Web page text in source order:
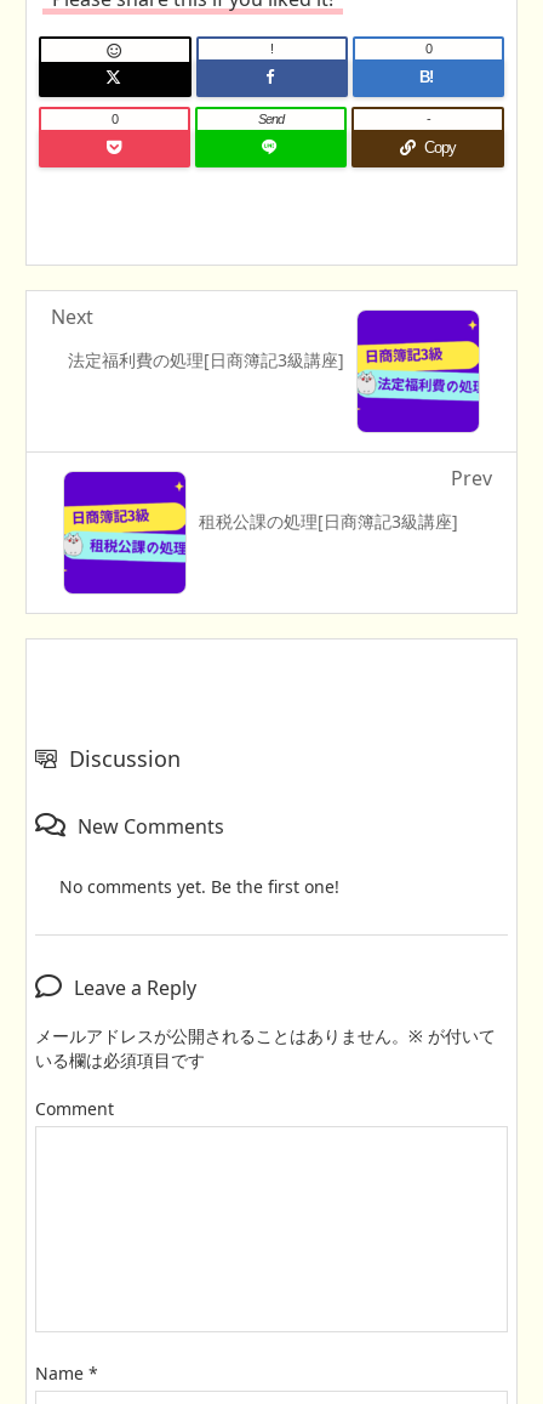
 !
B!
0
0 Send
Copy
-
法定福利費の処理[日商簿記3級講座]
Next
租税公課の処理[日商簿記3級講座]
Prev
Discussion
New Comments
No comments yet. Be the first one!
Leave a Reply
メールアドレスが公開されることはありません。 ※ が付いて
いる欄は必須項目です
Comment
Name *